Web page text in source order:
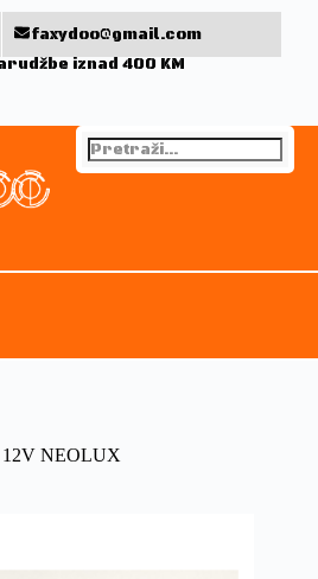
faxydoo@gmail.com
iznad 400 KM
NEOLUX